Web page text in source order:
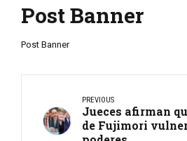
Post Banner
Post Banner
PREVIOUS
Jueces afirman
de Fujimori